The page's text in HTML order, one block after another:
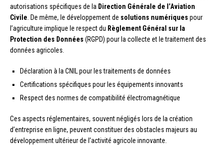
autorisations spécifiques de la Direction Générale de l’Aviation
Civile . De même, le développement de solutions numériques pour
l’agriculture implique le respect du Règlement Général sur la
Protection des Données (RGPD) pour la collecte et le traitement des
données agricoles.
Déclaration à la CNIL pour les traitements de données
Certifications spécifiques pour les équipements innovants
Respect des normes de compatibilité électromagnétique
Ces aspects réglementaires, souvent négligés lors de la création
d’entreprise en ligne, peuvent constituer des obstacles majeurs au
développement ultérieur de l’activité agricole innovante.